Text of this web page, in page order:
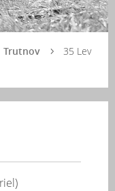
Trutnov
35 Lev